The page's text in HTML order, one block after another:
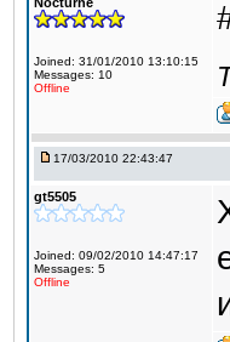
Joined: 31/01/2010 13:10:15
Messages: 10
Offline
17/03/2010 22:43:47
gt5505
Joined: 09/02/2010 14:47:17
Messages: 5
Offline